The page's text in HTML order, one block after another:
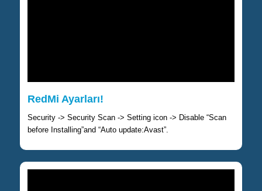
RedMi Ayarları!
Security -> Security Scan -> Setting icon -> Disable “Scan
before Installing”and “Auto update:Avast”.